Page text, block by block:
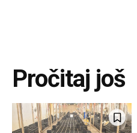
Pročitaj još